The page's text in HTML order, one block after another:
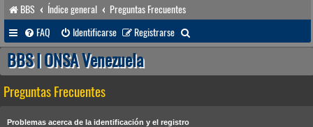
BBS Índice general
Preguntas Frecuentes
FAQ
Identificarse Registrarse
u
BBS | ONSA Venezuela
Preguntas Frecuentes
Problemas acerca de la identificación y el registro